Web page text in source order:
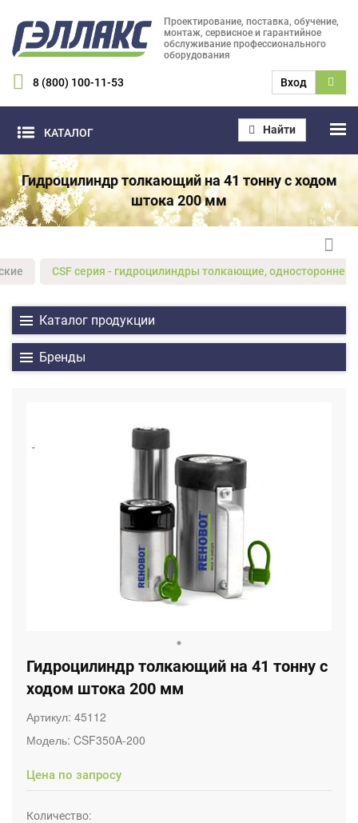
Проектирование, поставка, обучение,
монтаж, сервисное и гарантийное
обслуживание профессионального
оборудования
8 (800) 100-11-53 Вход
КАТАЛОГ Найти
Гидроцилиндр толкающий на 41 тонну с ходом
штока 200 мм
CSF серия - гидроцилиндры толкающие,
Каталог продукции
Бренды
Гидроцилиндр толкающий на 41 тонну с
ходом штока 200 мм
Артикул: 45112
Модель: CSF350A-200
Цена по запросу
Количество: